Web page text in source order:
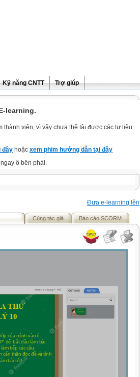
Kỹ năng CNTT Trợ giúp
learning.
viên, vì vậy chưa thể tải được các tư liệu
đây hoặc xem phim hướng dẫn tại đây
ô bên phải.
Đưa e-learning lên
Cùng tác giả Báo cáo SCORM